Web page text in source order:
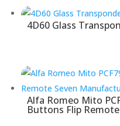
4D60 Glass
Alfa Romeo Mito
Buttons Flip